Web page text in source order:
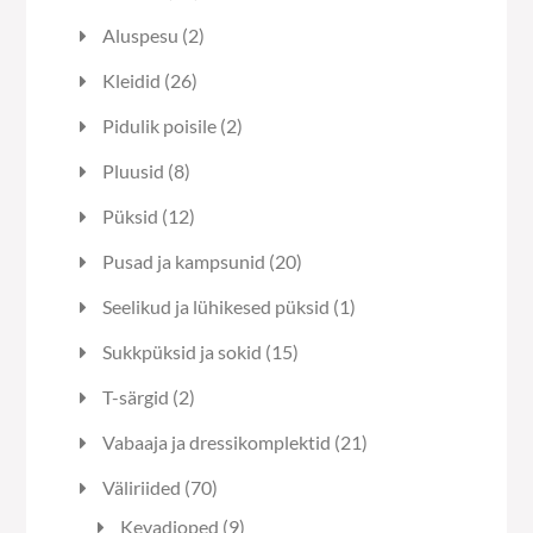
Aluspesu 22
Kleidid 2626
toodet
Pidulik poisile 22
Pluusid 88
Püksid 1212
Pusad ja kampsunid 2020
toodet
Seelikud ja lühikesed püksid 11
Sukkpüksid ja sokid 1515
T-särgid 22
Vabaaja ja dressikomplektid 2121
Väliriided 7070
toodet
Kevadjoped 99